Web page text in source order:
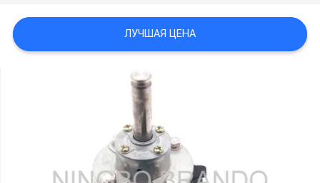
САЙТА
КОНФИДЕНЦИАЛЬНОСТИ
ЛУЧШАЯ ЦЕНА